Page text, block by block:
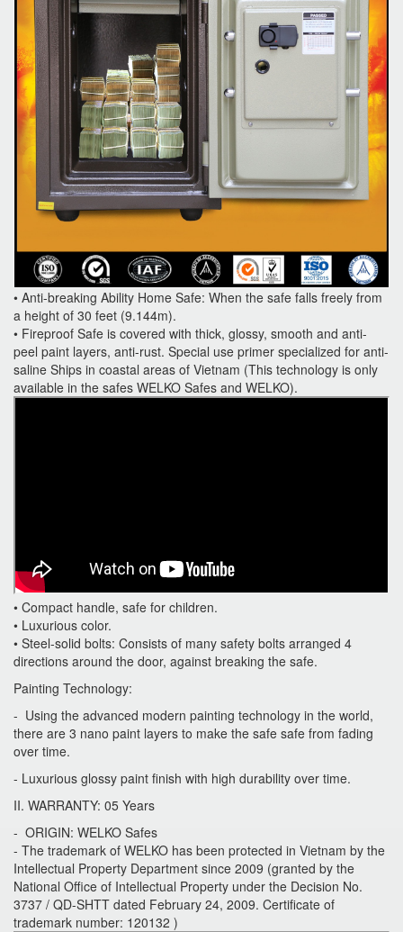
• Anti-breaking Ability Home Safe: When the safe falls freely from
a height of 30 feet (9.144m).
• Fireproof Safe is covered with thick, glossy, smooth and anti-
peel paint layers, anti-rust. Special use primer specialized for anti-
saline Ships in coastal areas of Vietnam (This technology is only
available in the safes WELKO Safes and WELKO).
• Compact handle, safe for children.
• Luxurious color.
• Steel-solid bolts: Consists of many safety bolts arranged 4
directions around the door, against breaking the safe.
Painting Technology:
- Using the advanced modern painting technology in the world,
there are 3 nano paint layers to make the safe safe from fading
over time.
- Luxurious glossy paint finish with high durability over time.
II. WARRANTY: 05 Years
- ORIGIN: WELKO Safes
- The trademark of WELKO has been protected in Vietnam by the
Intellectual Property Department since 2009 (granted by the
National Office of Intellectual Property under the Decision No.
3737 / QD-SHTT dated February 24, 2009. Certificate of
trademark number: 120132 )